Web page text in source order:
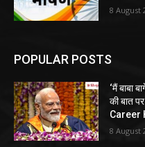
8 August
POPULAR POSTS
‘मैं बाबा
की बात
Career
8 August